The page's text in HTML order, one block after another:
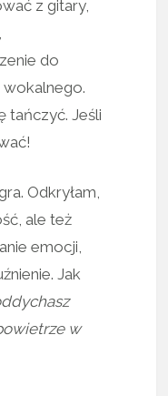
z gitary,
do
tańczyć. Jeśli
Odkryłam,
ale też
emocji,
Jak
w